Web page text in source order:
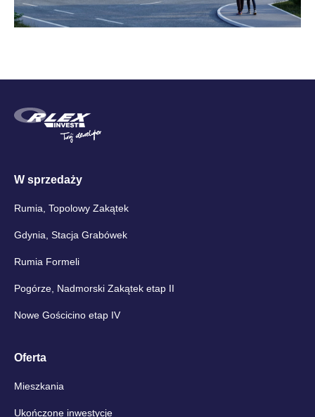
W sprzedaży
Rumia, Topolowy Zakątek
Gdynia, Stacja Grabówek
Rumia Formeli
Pogórze, Nadmorski Zakątek etap II
Nowe Gościcino etap IV
Oferta
Mieszkania
Ukończone inwestycje